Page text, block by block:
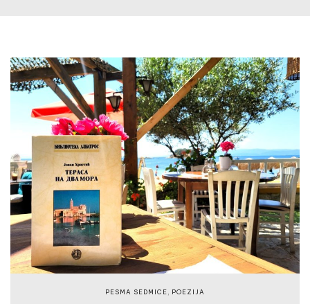
PESMA SEDMICE POEZIJA